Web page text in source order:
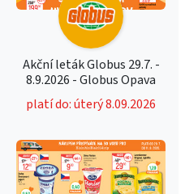
Akční leták Globus 29.7. -
8.9.2026 - Globus Opava
platí do: úterý 8.09.2026